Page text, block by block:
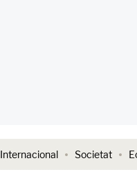
Internacional Societat